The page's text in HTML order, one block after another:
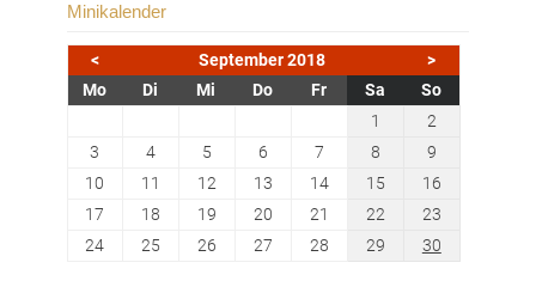
Minikalender
< September 2018
>
Montag Dienstag
Mi ttwoch
Donnerstag
Freitag SamstagSonntag
1
2
3
4 5 6 7 8
9
10
11 12 13 14 15
16
17
18 19 20 21 22
23
24
25 26 27 28 29 30